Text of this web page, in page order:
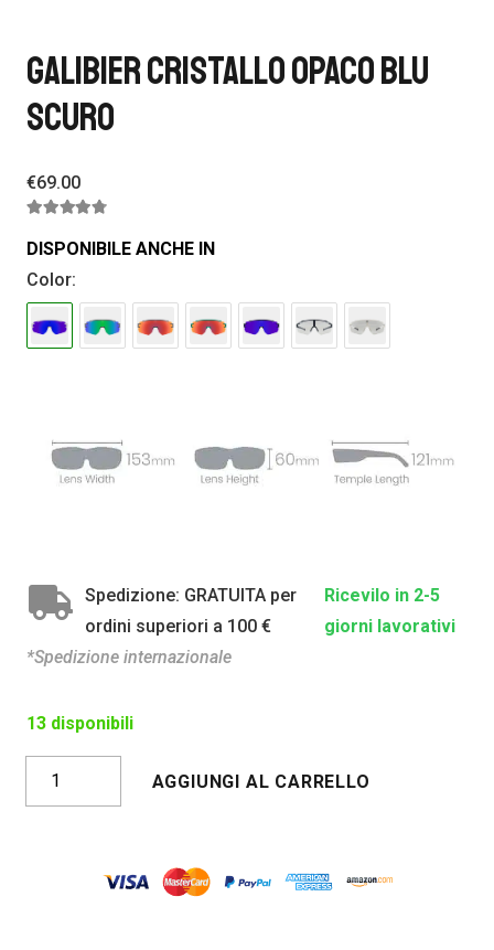
GALIBIER CRISTALLO OPACO BLU
SCURO
€69.00
DISPONIBILE ANCHE IN
Color:
Spedizione: GRATUITA per
ordini superiori a 100 €
Ricevilo in 2-5
giorni lavorativi
*Spedizione internazionale
13 disponibili
GALIBIER
CRISTALLO
AGGIUNGI AL CARRELLO